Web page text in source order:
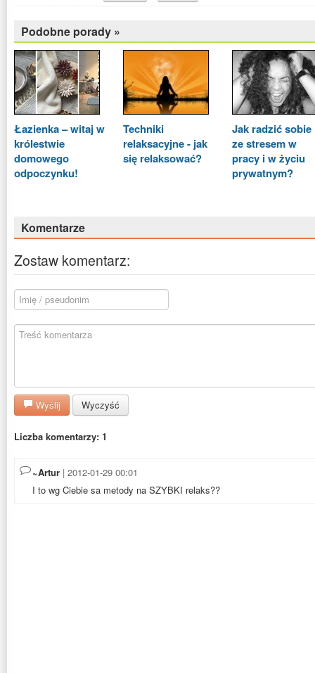
Podobne porady »
Łazienka – witaj w
królestwie
domowego
odpoczynku!
Techniki
relaksacyjne - jak
się relaksować?
Jak radzić sobie
ze stresem w
pracy i w życiu
prywatnym?
Komentarze
Zostaw komentarz:
Wyślij Wyczyść
Liczba komentarzy: 1
~Artur | 2012-01-29 00:01
I to wg Ciebie sa metody na SZYBKI relaks??